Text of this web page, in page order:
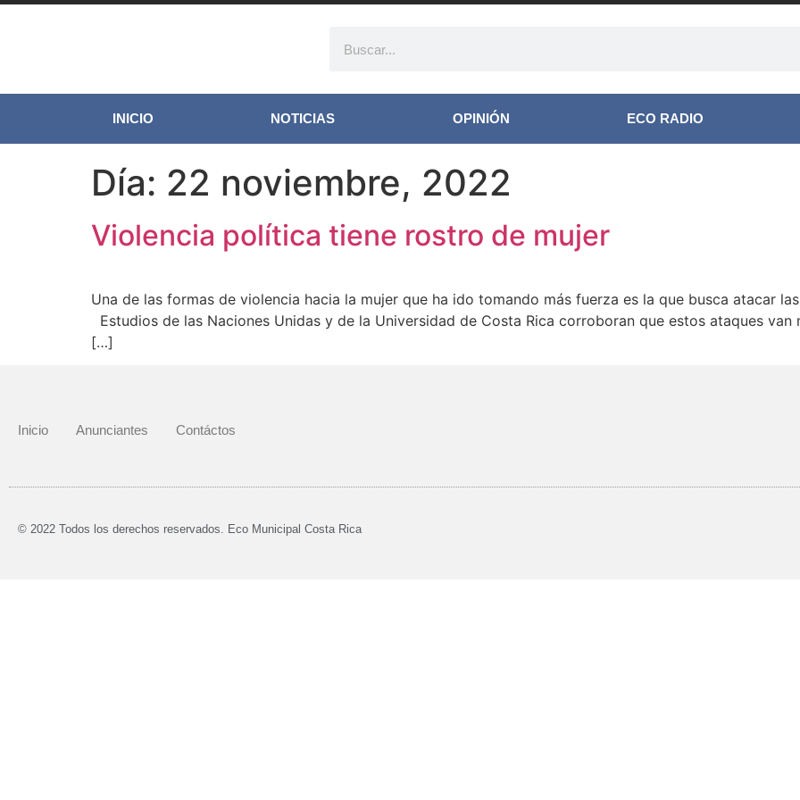
INICIO NOTICIAS OPINIÓN ECO RADIO
Día: 22 noviembre, 2022
Violencia política tiene rostro de mujer
Una de las formas de violencia hacia la mujer que ha ido tomando más fuerza es la que busca atacar
Estudios de las Naciones Unidas y de la Universidad de Costa Rica corroboran que estos ataques
[…]
Inicio Anunciantes Contáctos
© 2022 Todos los derechos reservados. Eco Municipal Costa Rica